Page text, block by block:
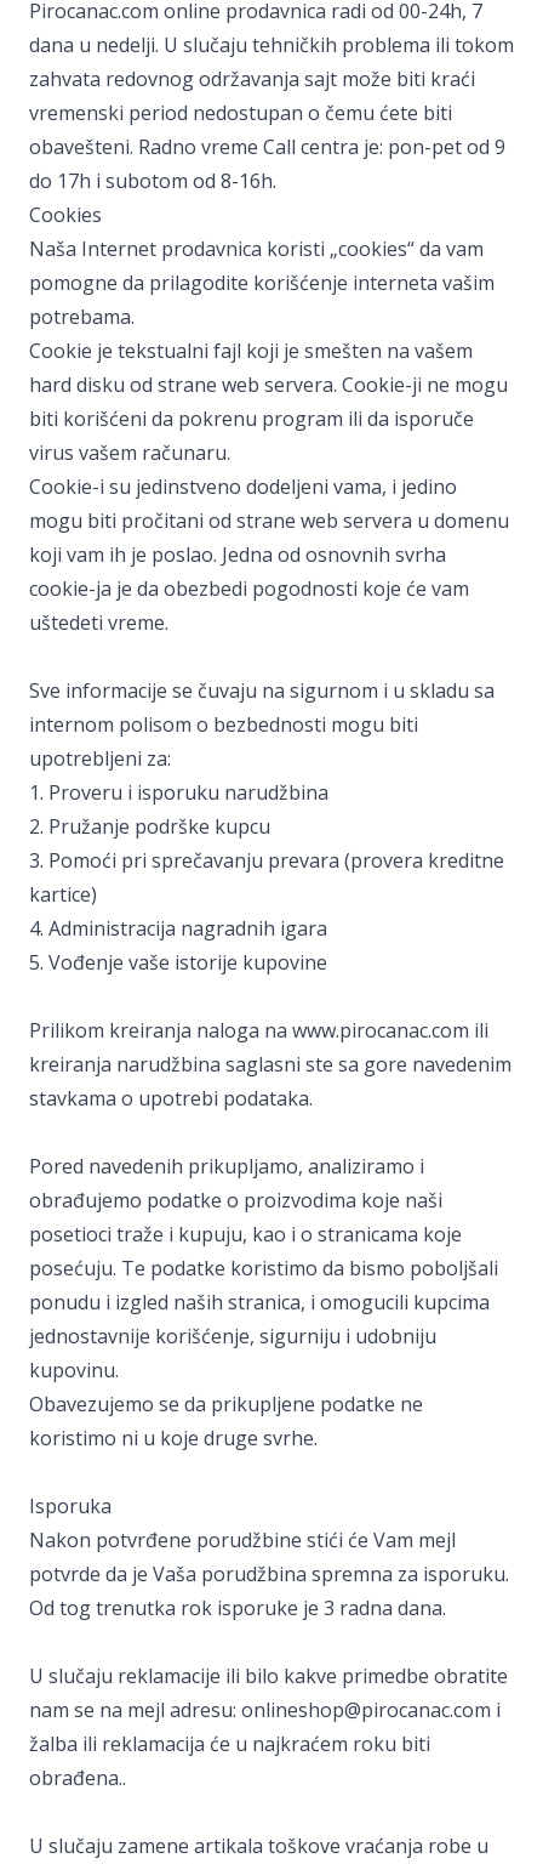
Pirocanac.com online prodavnica radi od 00-24h, 7
dana u nedelji. U slučaju tehničkih problema ili tokom
zahvata redovnog održavanja sajt može biti kraći
vremenski period nedostupan o čemu ćete biti
obavešteni. Radno vreme Call centra je: pon-pet od 9
do 17h i subotom od 8-16h.
Cookies
Naša Internet prodavnica koristi „cookies“ da vam
pomogne da prilagodite korišćenje interneta vašim
potrebama.
Cookie je tekstualni fajl koji je smešten na vašem
hard disku od strane web servera. Cookie-ji ne mogu
biti korišćeni da pokrenu program ili da isporuče
virus vašem računaru.
Cookie-i su jedinstveno dodeljeni vama, i jedino
mogu biti pročitani od strane web servera u domenu
koji vam ih je poslao. Jedna od osnovnih svrha
cookie-ja je da obezbedi pogodnosti koje će vam
uštedeti vreme.
Sve informacije se čuvaju na sigurnom i u skladu sa
internom polisom o bezbednosti mogu biti
upotrebljeni za:
1. Proveru i isporuku narudžbina
2. Pružanje podrške kupcu
3. Pomoći pri sprečavanju prevara (provera kreditne
kartice)
4. Administracija nagradnih igara
5. Vođenje vaše istorije kupovine
Prilikom kreiranja naloga na www.pirocanac.com ili
kreiranja narudžbina saglasni ste sa gore navedenim
stavkama o upotrebi podataka.
Pored navedenih prikupljamo, analiziramo i
obrađujemo podatke o proizvodima koje naši
posetioci traže i kupuju, kao i o stranicama koje
posećuju. Te podatke koristimo da bismo poboljšali
ponudu i izgled naših stranica, i omogucili kupcima
jednostavnije korišćenje, sigurniju i udobniju
kupovinu.
Obavezujemo se da prikupljene podatke ne
koristimo ni u koje druge svrhe.
Isporuka
Nakon potvrđene porudžbine stići će Vam mejl
potvrde da je Vaša porudžbina spremna za isporuku.
Od tog trenutka rok isporuke je 3 radna dana.
U slučaju reklamacije ili bilo kakve primedbe obratite
nam se na mejl adresu: onlineshop@pirocanac.com i
žalba ili reklamacija će u najkraćem roku biti
obrađena..
U slučaju zamene artikala toškove vraćanja robe u